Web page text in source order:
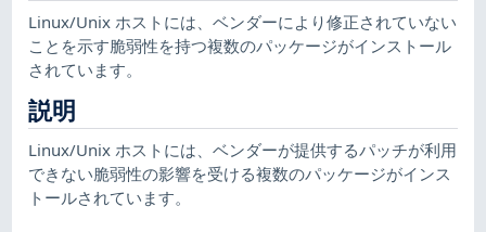
Linux/Unix ホストには、ベンダーにより修正されていない
ことを示す脆弱性を持つ複数のパッケージがインストール
されています。
説明
Linux/Unix ホストには、ベンダーが提供するパッチが利用
できない脆弱性の影響を受ける複数のパッケージがインス
トールされています。